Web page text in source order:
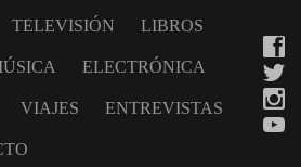
TELEVISIÓN LIBROS
ELECTRÓNICA
VIAJES ENTREVISTAS